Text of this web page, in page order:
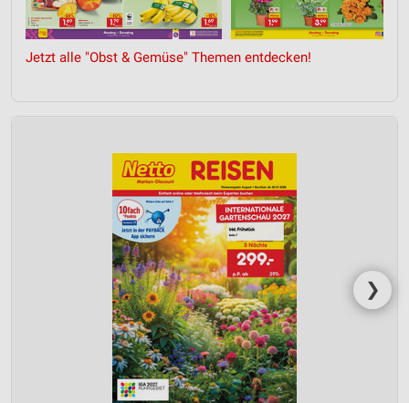
Jetzt alle "Obst & Gemüse" Themen entdecken!
❯